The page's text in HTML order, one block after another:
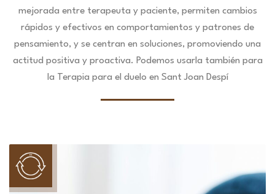
mejorada entre terapeuta y paciente, permiten cambios
rápidos y efectivos en comportamientos y patrones de
pensamiento, y se centran en soluciones, promoviendo una
actitud positiva y proactiva. Podemos usarla también para
la Terapia para el duelo en Sant Joan Despí